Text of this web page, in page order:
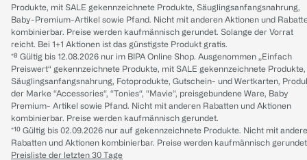
Produkte, mit SALE gekennzeichnete Produkte, Säuglingsanfangsnahrung,
Baby-Premium-Artikel sowie Pfand. Nicht mit anderen Aktionen und
kombinierbar. Preise werden kaufmännisch gerundet. Solange der Vorrat
reicht. Bei 1+1 Aktionen ist das günstigste Produkt gratis.
*⁸ Gültig bis 12.08.2026 nur im BIPA Online Shop. Ausgenommen „Einfach
Preiswert“ gekennzeichnete Produkte, mit SALE gekennzeichnete Produkte,
Säuglingsanfangsnahrung, Fotoprodukte, Gutschein- und Wertkarten,
der Marke “Accessories“, “Tonies“, “Mavie“, preisgebundene Ware, Baby
Premium- Artikel sowie Pfand. Nicht mit anderen Rabatten und Aktionen
kombinierbar. Preise werden kaufmännisch gerundet.
*¹⁰ Gültig bis 02.09.2026 nur auf gekennzeichnete Produkte. Nicht mit
Rabatten und Aktionen kombinierbar. Preise werden kaufmännisch
Preisliste der letzten 30 Tage